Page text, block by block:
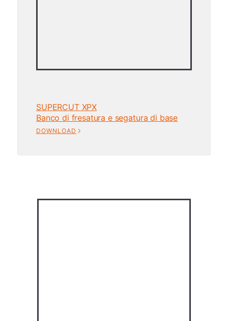
SUPERCUT XPX
Banco di fresatura e segatura di base
DOWNLOAD